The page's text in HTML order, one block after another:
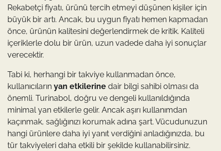
Rekabetçi fiyatı, ürünü tercih etmeyi düşünen kişiler için
büyük bir artı. Ancak, bu uygun fiyatı hemen kapmadan
önce, ürünün kalitesini değerlendirmek de kritik. Kaliteli
içeriklerle dolu bir ürün, uzun vadede daha iyi sonuçlar
verecektir.
Tabi ki, herhangi bir takviye kullanmadan önce,
kullanıcıların yan etkilerine dair bilgi sahibi olması da
önemli. Turinabol, doğru ve dengeli kullanıldığında
minimal yan etkilerle gelir. Ancak aşırı kullanımdan
kaçınmak, sağlığınızı korumak adına şart. Vücudunuzun
hangi ürünlere daha iyi yanıt verdiğini anladığınızda, bu
tür takviyeleri daha etkili bir şekilde kullanabilirsiniz.